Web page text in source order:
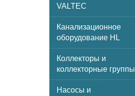
VALTEC
Канализационное
оборудование HL
Коллекторы и
коллекторные группы
Насосы и